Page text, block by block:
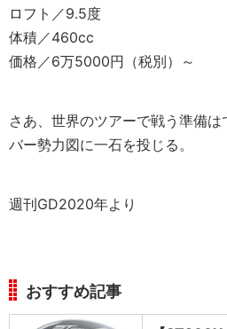
ロフト／9.5度
体積／460cc
価格／6万5000円（税別）～
さあ、世界のツアーで戦う準備
バー勢力図に一石を投じる。
週刊GD2020年より
おすすめ記事